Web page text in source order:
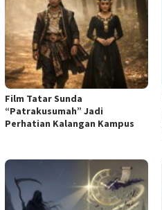
Film Tatar Sunda
“Patrakusumah” Jadi
Perhatian Kalangan Kampus